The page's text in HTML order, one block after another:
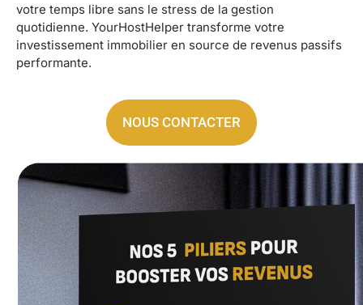
votre temps libre sans le stress de la gestion
quotidienne. YourHostHelper transforme votre
investissement immobilier en source de revenus passifs
performante.
NOUS CONTACTER